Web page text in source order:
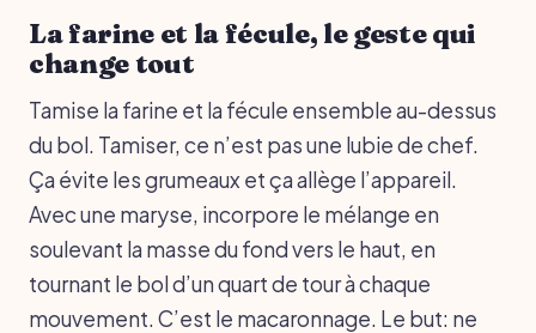
La farine et la fécule, le geste qui
change tout
Tamise la farine et la fécule ensemble au-dessus
du bol. Tamiser, ce n’est pas une lubie de chef.
Ça évite les grumeaux et ça allège l’appareil.
Avec une maryse, incorpore le mélange en
soulevant la masse du fond vers le haut, en
tournant le bol d’un quart de tour à chaque
mouvement. C’est le macaronnage. Le but: ne